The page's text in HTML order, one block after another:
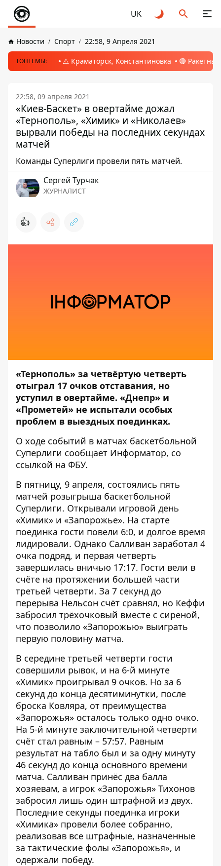
UK
Новости Спорт 22:58, 9 Апреля 2021
ТОПТЕМЫ: ⚠️ Краматорск, Константиновка 🔴
22:58, 09 апреля 2021
«Киев-Баскет» в овертайме дожал
«Тернополь», «Химик» и «Николаев»
вырвали победы на последних секундах
матчей
Команды Суперлиги провели пять матчей.
Сергей Турчак
ЖУРНАЛИСТ
👍
«Тернополь» за четвёртую четверть
отыграл 17 очков отставания, но
уступил в овертайме. «Днепр» и
«Прометей» не испытали особых
проблем в выездных поединках.
О ходе событий в матчах баскетбольной
Суперлиги сообщает Информатор, со
ссылкой на ФБУ.
В пятницу, 9 апреля, состоялись пять
матчей розыгрыша баскетбольной
Суперлиги. Открывали игровой день
«Химик» и «Запорожье». На старте
поединка гости повели 6:0, и долгое время
лидировали. Однако Салливан заработал 4
очка подряд, и первая четверть
завершилась вничью 17:17. Гости вели в
счёте на протяжении большей части
третьей четверти. За 7 секунд до
перерыва Нельсон счёт сравнял, но Кеффи
забросил трёхочковый вместе с сиреной,
что позволило «Запорожью» выиграть
первую половину матча.
В середине третьей четверти гости
совершили рывок, и на 6-й минуте
«Химик» проигрывал 9 очков. Но за 6
секунд до конца десятиминутки, после
броска Ковляра, от преимущества
«Запорожья» осталось только одно очко.
На 5-й минуте заключительной четверти
счёт стал равным – 57:57. Равным
результат на табло был и за одну минуту
46 секунд до конца основного времени
матча. Салливан принёс два балла
хозяевам, а игрок «Запорожья» Тихонов
забросил лишь один штрафной из двух.
Последние секунды поединка игроки
«Химика» провели более собранно,
реализовав все штрафные, назначенные
за тактические фолы «Запорожья», и
одержали победу.